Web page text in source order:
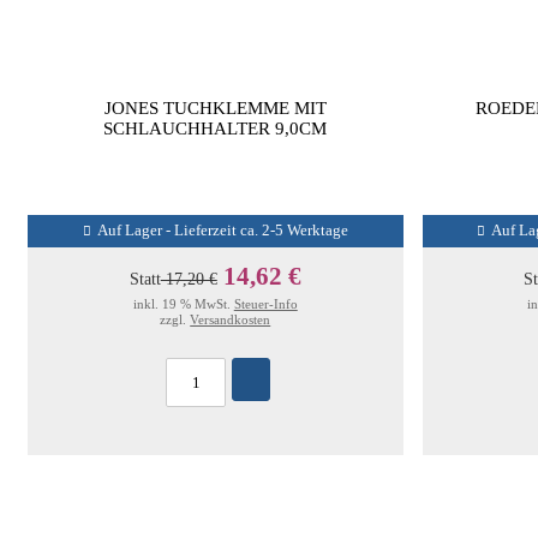
JONES TUCHKLEMME MIT
SCHLAUCHHALTER 9,0CM
Auf Lager - Lieferzeit ca. 2-5 Werktage
Statt17,20 € 14,62 €
inkl. 19 % MwSt. Steuer-Info
zzgl.Versandkosten
Auf